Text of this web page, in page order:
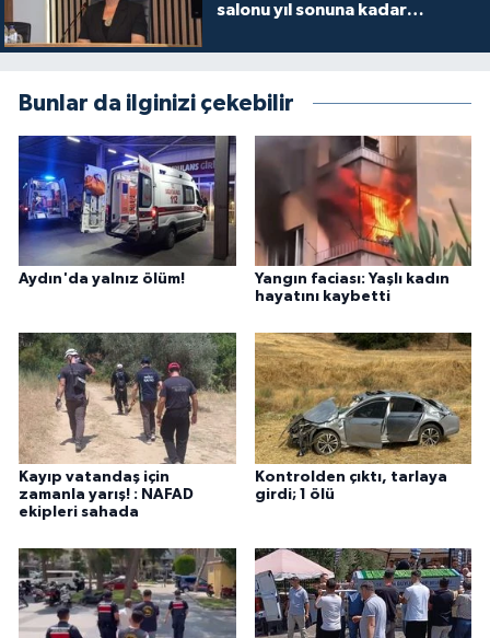
salonu yıl sonuna kadar
Bunlar da ilginizi çekebilir
Aydın'da yalnız ölüm!
Yangın faciası: Yaşlı kadın
hayatını kaybetti
Kayıp vatandaş için
zamanla yarış! : NAFAD
ekipleri sahada
Kontrolden çıktı, tarlaya
girdi; 1 ölü